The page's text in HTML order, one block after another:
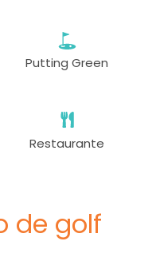
Putting Green
Restaurante
de golf